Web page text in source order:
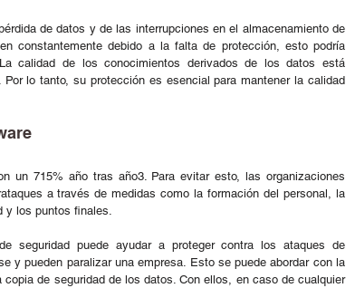
de datos y de las interrupciones en el almacenamiento de
constantemente debido a la falta de protección, esto podría
calidad de los conocimientos derivados de los datos está
lo tanto, su protección es esencial para mantener la calidad
un 715% año tras año3. Para evitar esto, las organizaciones
a través de medidas como la formación del personal, la
y los puntos finales.
seguridad puede ayudar a proteger contra los ataques de
y pueden paralizar una empresa. Esto se puede abordar con la
de seguridad de los datos. Con ellos, en caso de cualquier